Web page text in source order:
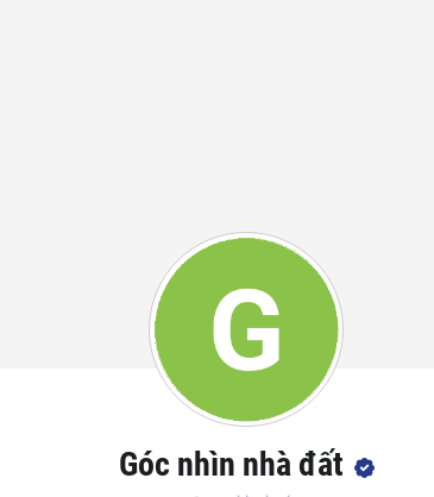
Góc nhìn nhà đất